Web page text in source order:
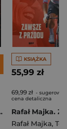
KSIĄŻKA
55,99 zł
69,99 zł -
cena detaliczna
Rafał Majka,